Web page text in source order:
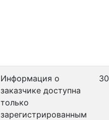
Информация о
заказчике доступна
только
зарегистрированным